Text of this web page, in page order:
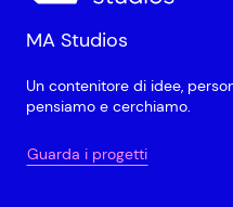
MA Studios
Un contenitore di idee,
pensiamo e cerchiamo.
Guarda i progetti